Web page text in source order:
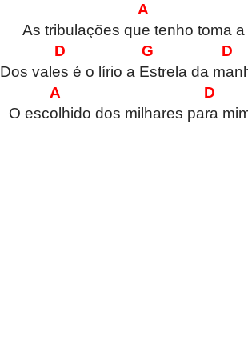
A
As tribulações que tenho toma a
D G D
Dos vales é o lírio a Estrela da
A D
O escolhido dos milhares para